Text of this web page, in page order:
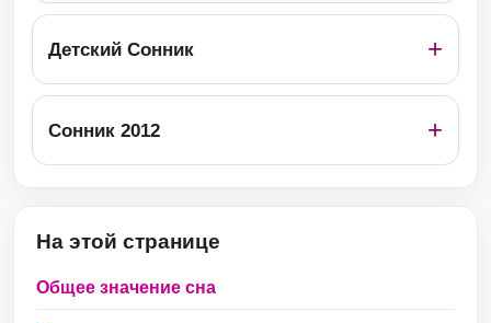
Детский Сонник
Сонник 2012
На этой странице
Общее значение сна